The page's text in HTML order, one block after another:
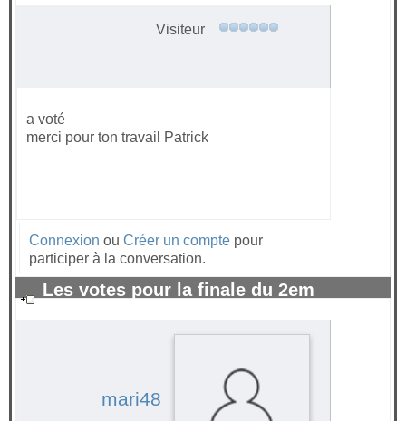
Visiteur
a voté
merci pour ton travail Patrick
Connexion ou Créer un compte pour
participer à la conversation.
Les votes pour la finale du 2em
mari48